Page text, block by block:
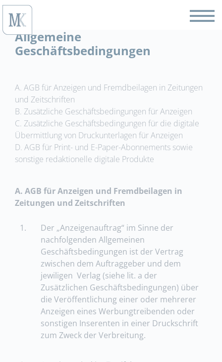
Allgemeine
Geschäftsbedingungen
A. AGB für Anzeigen und Fremdbeilagen in Zeitungen
und Zeitschriften
B. Zusätzliche Geschäftsbedingungen für Anzeigen
C. Zusätzliche Geschäftsbedingungen für die digitale
Übermittlung von Druckunterlagen für Anzeigen
D. AGB für Print- und E-Paper-Abonnements sowie
sonstige redaktionelle digitale Produkte
A. AGB für Anzeigen und Fremdbeilagen in
Zeitungen und Zeitschriften
1.
Der „Anzeigenauftrag“ im Sinne der
nachfolgenden Allgemeinen
Geschäftsbedingungen ist der Vertrag
zwischen dem Auftraggeber und dem
jewiligen Verlag (siehe lit. a der
Zusätzlichen Geschäftsbedingungen) über
die Veröffentlichung einer oder mehrerer
Anzeigen eines Werbungtreibenden oder
sonstigen Inserenten in einer Druckschrift
zum Zweck der Verbreitung.